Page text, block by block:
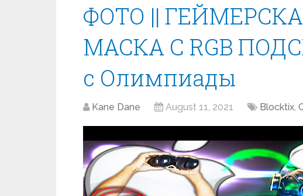
ФОТО ||
МАСКА С RGB
с Олимпиады
Kane Dane August 11, 2021 Blocktix,